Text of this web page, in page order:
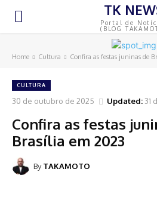
TK
Portal de
(BLOG
Home Cultura Confira as festas juninas de
CULTURA
30 de outubro de 2025 Updated: 31
Confira as festas
Brasília em 2023
By TAKAMOTO